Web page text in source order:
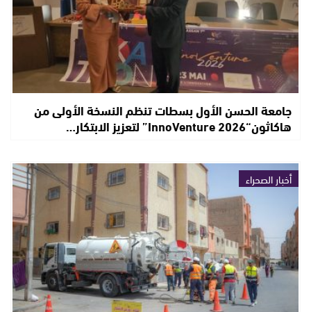
جامعة الحسن الأول بسطات تنظم النسخة الأولى من
هاكاثون“InnoVenture 2026” لتعزيز الابتكار…
أخبار الصحراء